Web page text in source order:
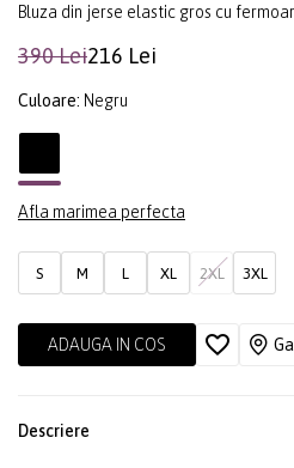
Bluza din jerse elastic gros cu
390 Lei216 Lei
Culoare: Negru
Afla marimea perfecta
S M L XL 2XL 3XL
ADAUGA IN COS
Descriere